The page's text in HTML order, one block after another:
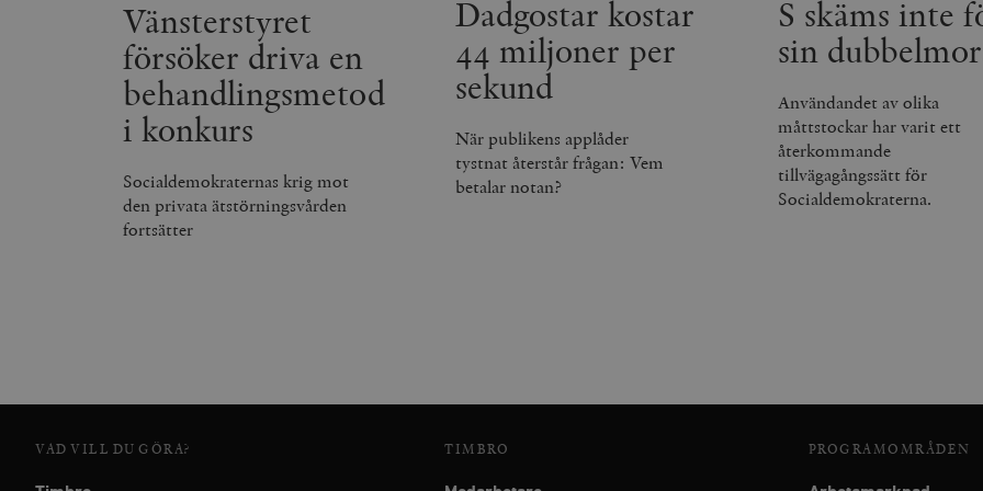
Vänsterstyret
försöker driva en
behandlingsmetod
i konkurs
Socialdemokraternas krig mot
den privata ätstörningsvården
fortsätter
Dadgostar kostar
44 miljoner per
sekund
När publikens applåder
tystnat återstår frågan: Vem
betalar notan?
S skäms inte
sin
Användandet av olika
måttstockar har varit ett
återkommande
tillvägagångssätt för
Socialdemokraterna.
VAD VILL DU GÖRA? TIMBRO PROGRAMOMRÅDEN
.timbro.se
30